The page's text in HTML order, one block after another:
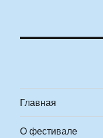
Главная
О фестивале